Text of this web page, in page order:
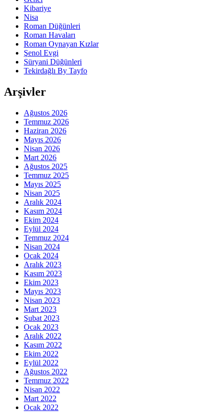
Kibariye
Nisa
Roman Düğünleri
Roman Havaları
Roman Oynayan Kızlar
Şenol Evgi
Süryani Düğünleri
Tekirdağlı By Tayfo
Arşivler
Ağustos 2026
Temmuz 2026
Haziran 2026
Mayıs 2026
Nisan 2026
Mart 2026
Ağustos 2025
Temmuz 2025
Mayıs 2025
Nisan 2025
Aralık 2024
Kasım 2024
Ekim 2024
Eylül 2024
Temmuz 2024
Nisan 2024
Ocak 2024
Aralık 2023
Kasım 2023
Ekim 2023
Mayıs 2023
Nisan 2023
Mart 2023
Şubat 2023
Ocak 2023
Aralık 2022
Kasım 2022
Ekim 2022
Eylül 2022
Ağustos 2022
Temmuz 2022
Nisan 2022
Mart 2022
Ocak 2022